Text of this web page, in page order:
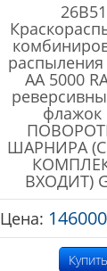
AA 5000
флажок
ШАРНИРА
ВХОДИТ)
Цена: 146000